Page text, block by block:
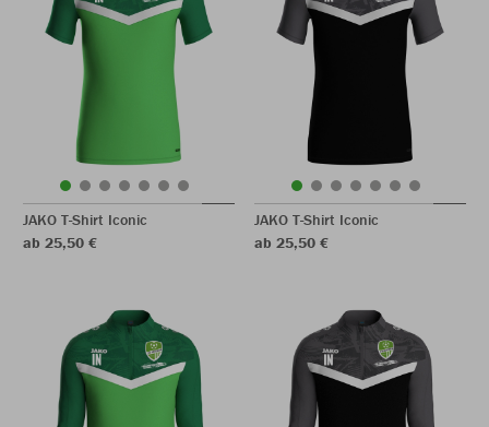
JAKO T-Shirt Iconic
ab 25,50 €
JAKO T-Shirt Iconic
ab 25,50 €